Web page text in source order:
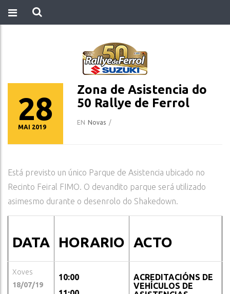
28
MAI 2019
Zona de Asistencia do
50 Rallye de Ferrol
EN Novas /
Está previsto un único Parque de Asistencia ubicado no
Recinto Feiral FIMO. O devandito parque será utilizado
asimesmo durante o desenrolo do Shakedown.
DATA HORARIO ACTO
Xoves
18/07/19
10:00
ACREDITACIÓNS DE
VEHÍCULOS DE